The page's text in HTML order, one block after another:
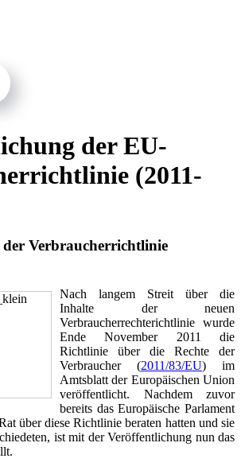
der EU-
(2011-
Verbraucherrichtlinie
Nach langem Streit über die
Inhalte der neuen
Verbraucherrechterichtlinie wurde
Ende November 2011 die
Richtlinie über die Rechte der
Verbraucher (2011/83/EU) im
Amtsblatt der Europäischen Union
veröffentlicht. Nachdem zuvor
bereits das Europäische Parlament
über diese Richtlinie beraten hatten und sie
ist mit der Veröffentlichung nun das